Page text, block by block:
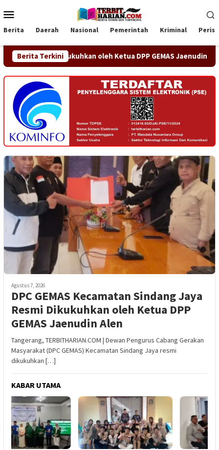
ke
kontenMobile
Berita Daerah Nasional Pemerintah Kriminal
Berita Terkini
Dikukuhkan oleh Ketua DPP GEMAS Jaenudin Alen
Agustus 7, 2026
DPC GEMAS Kecamatan Sindang Jaya
Resmi Dikukuhkan oleh Ketua DPP
GEMAS Jaenudin Alen
Tangerang, TERBITHARIAN.COM | Dewan Pengurus Cabang Gerakan
Masyarakat (DPC GEMAS) Kecamatan Sindang Jaya resmi
dikukuhkan […]
KABAR UTAMA